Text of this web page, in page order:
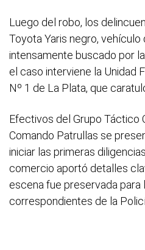
Luego del robo, los
Toyota Yaris negro,
intensamente buscado por
el caso interviene la Unidad
Nº 1 de La Plata, que
Efectivos del Grupo Táctico
Comando Patrullas se
iniciar las primeras
comercio aportó detalles
escena fue preservada para
correspondientes de la